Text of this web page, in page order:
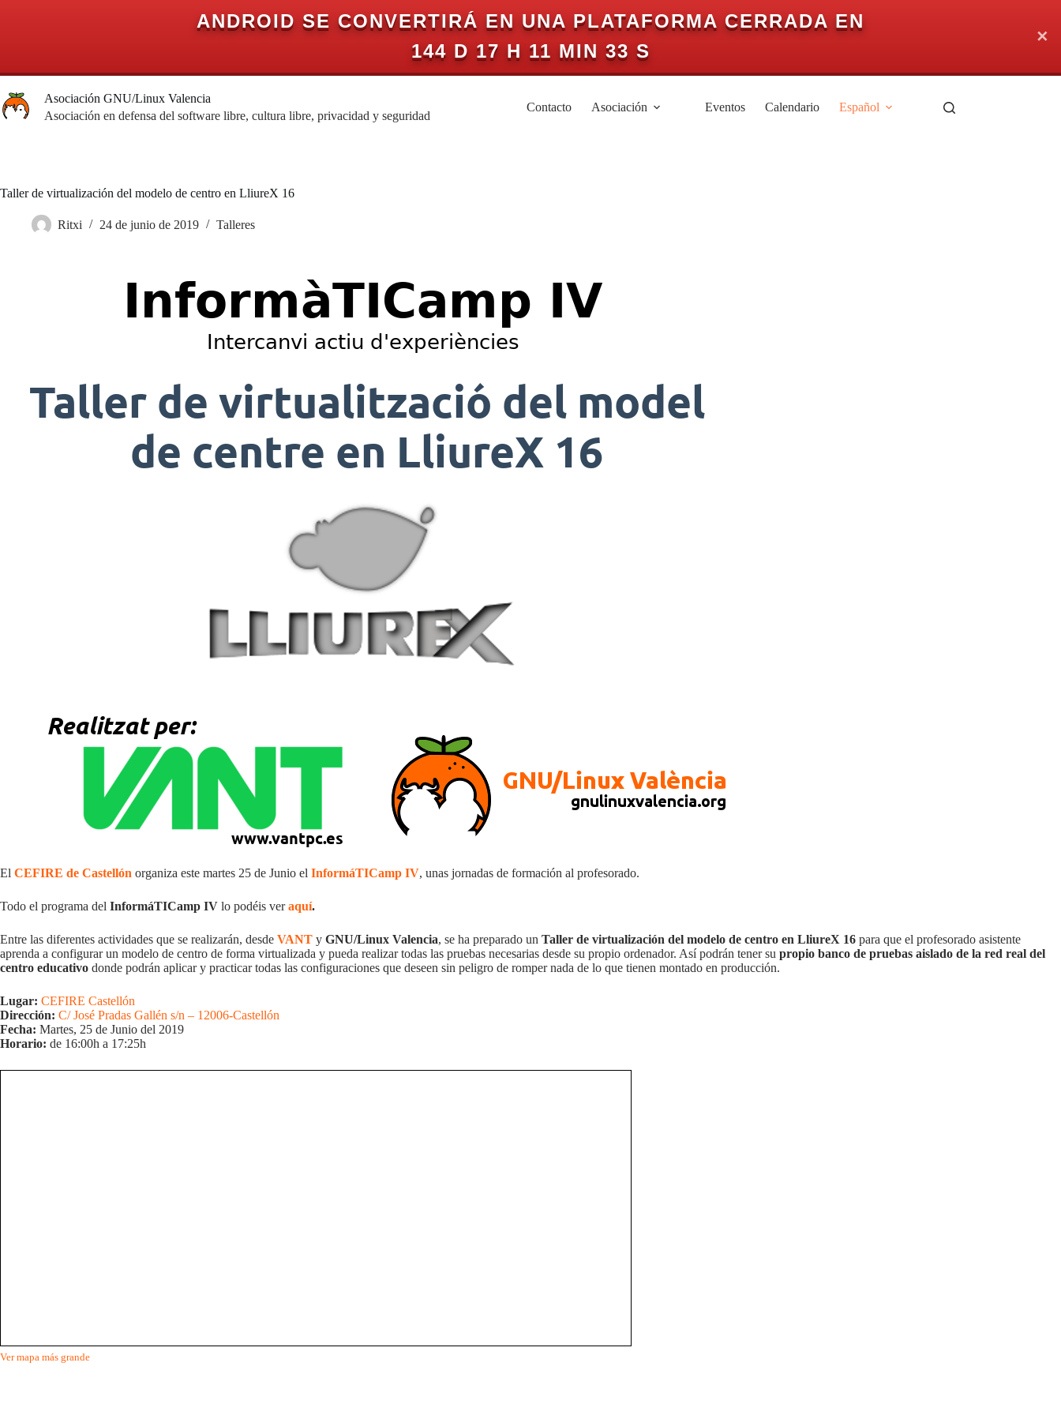
ANDROID SE CONVERTIRÁ EN UNA PLATAFORMA CERRADA EN
144 D 17 H 11 MIN 33 S
✕
al
contenido
Asociación GNU/Linux Valencia
Asociación en defensa del software libre, cultura libre, privacidad y seguridad
Contacto Asociación Eventos Calendario Español
Taller de virtualización del modelo de centro en LliureX 16
Ritxi 24 de junio de 2019 Talleres
El CEFIRE de Castellón organiza este martes 25 de Junio el InformáTICamp IV, unas jornadas de formación al profesorado.
Todo el programa del InformáTICamp IV lo podéis veraquí.
Entre las diferentes actividades que se realizarán, desde VANT y GNU/Linux Valencia, se ha preparado un Taller de virtualización del modelo de centro en LliureX 16 para que el profesorado asistente
aprenda a configurar un modelo de centro de forma virtualizada y pueda realizar todas las pruebas necesarias desde su propio ordenador. Así podrán tener su propio banco de pruebas aislado de la red real del
centro educativo donde podrán aplicar y practicar todas las configuraciones que deseen sin peligro de romper nada de lo que tienen montado en producción.
Lugar: CEFIRE Castellón
Dirección: C/ José Pradas Gallén s/n – 12006-Castellón
Fecha: Martes, 25 de Junio del 2019
Horario: de 16:00h a 17:25h
Ver mapa más grande